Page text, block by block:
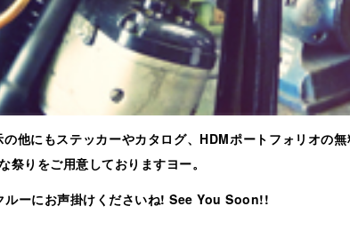
他にもステッカーやカタログ、HDMポートフォリオの
りをご用意しておりますヨー。
ルーにお声掛けくださいね! See You Soon!!